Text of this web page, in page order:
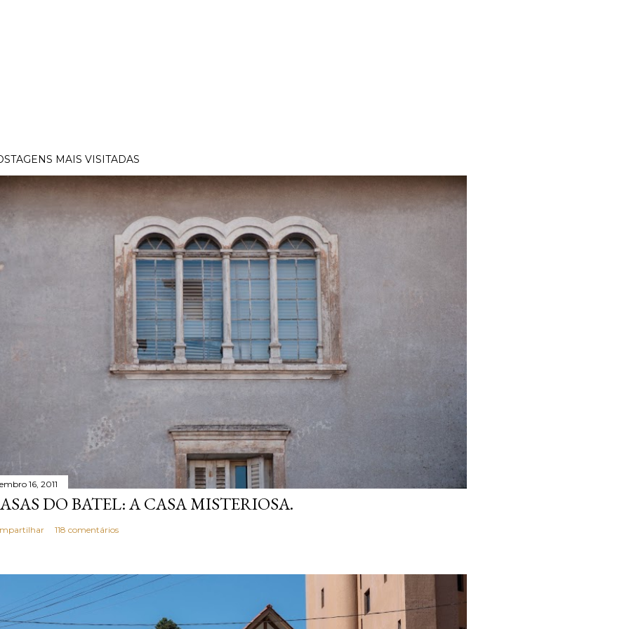
MAIS VISITADAS
16, 2011
DO BATEL: A CASA MISTERIOSA.
118 comentários